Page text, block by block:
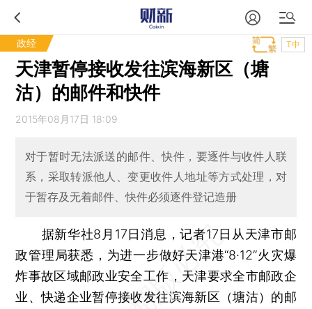
政经 T中
天津暂停接收发往滨海新区（塘
沽）的邮件和快件
2015年08月17日 18:09
对于暂时无法派送的邮件、快件，要逐件与收件人联
系，采取转派他人、变更收件人地址等方式处理，对
于暂存及无着邮件、快件必须逐件登记造册
据新华社8月17日消息，记者17日从天津市邮
政管理局获悉，为进一步做好天津港“8·12”火灾爆
炸事故区域邮政业安全工作，天津要求全市邮政企
业、快递企业暂停接收发往滨海新区（塘沽）的邮